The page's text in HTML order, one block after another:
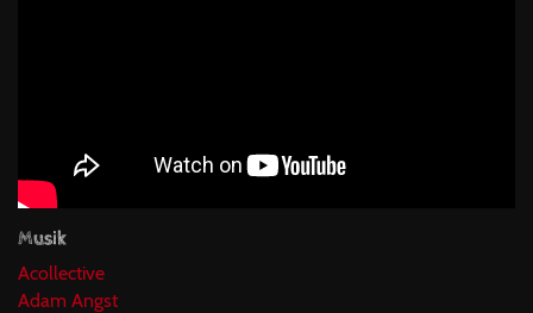
Musik
Acollective
Adam Angst